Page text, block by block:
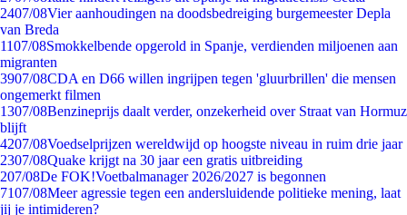
2407/08Vier aanhoudingen na doodsbedreiging burgemeester Depla
van Breda
1107/08Smokkelbende opgerold in Spanje, verdienden miljoenen aan
migranten
3907/08CDA en D66 willen ingrijpen tegen 'gluurbrillen' die mensen
ongemerkt filmen
1307/08Benzineprijs daalt verder, onzekerheid over Straat van Hormuz
blijft
4207/08Voedselprijzen wereldwijd op hoogste niveau in ruim drie jaar
2307/08Quake krijgt na 30 jaar een gratis uitbreiding
207/08De FOK!Voetbalmanager 2026/2027 is begonnen
7107/08Meer agressie tegen een andersluidende politieke mening, laat
jij je intimideren?